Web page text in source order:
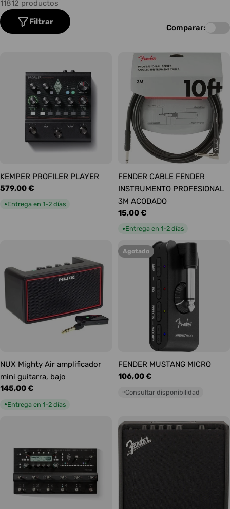
11812 productos
Filtrar
Comparar:
KEMPER PROFILER PLAYER
Precio
habitual
579,00 €
●Entrega en 1-2 días
FENDER CABLE FENDER
INSTRUMENTO PROFESIONAL
3M ACODADO
Precio
habitual
15,00 €
●Entrega en 1-2 días
NUX Mighty Air amplificador
mini guitarra, bajo
Precio
145,00 €
●Entrega en 1-2 días
Agotado
FENDER MUSTANG MICRO
Precio
106,00 €
○Consultar disponibilidad